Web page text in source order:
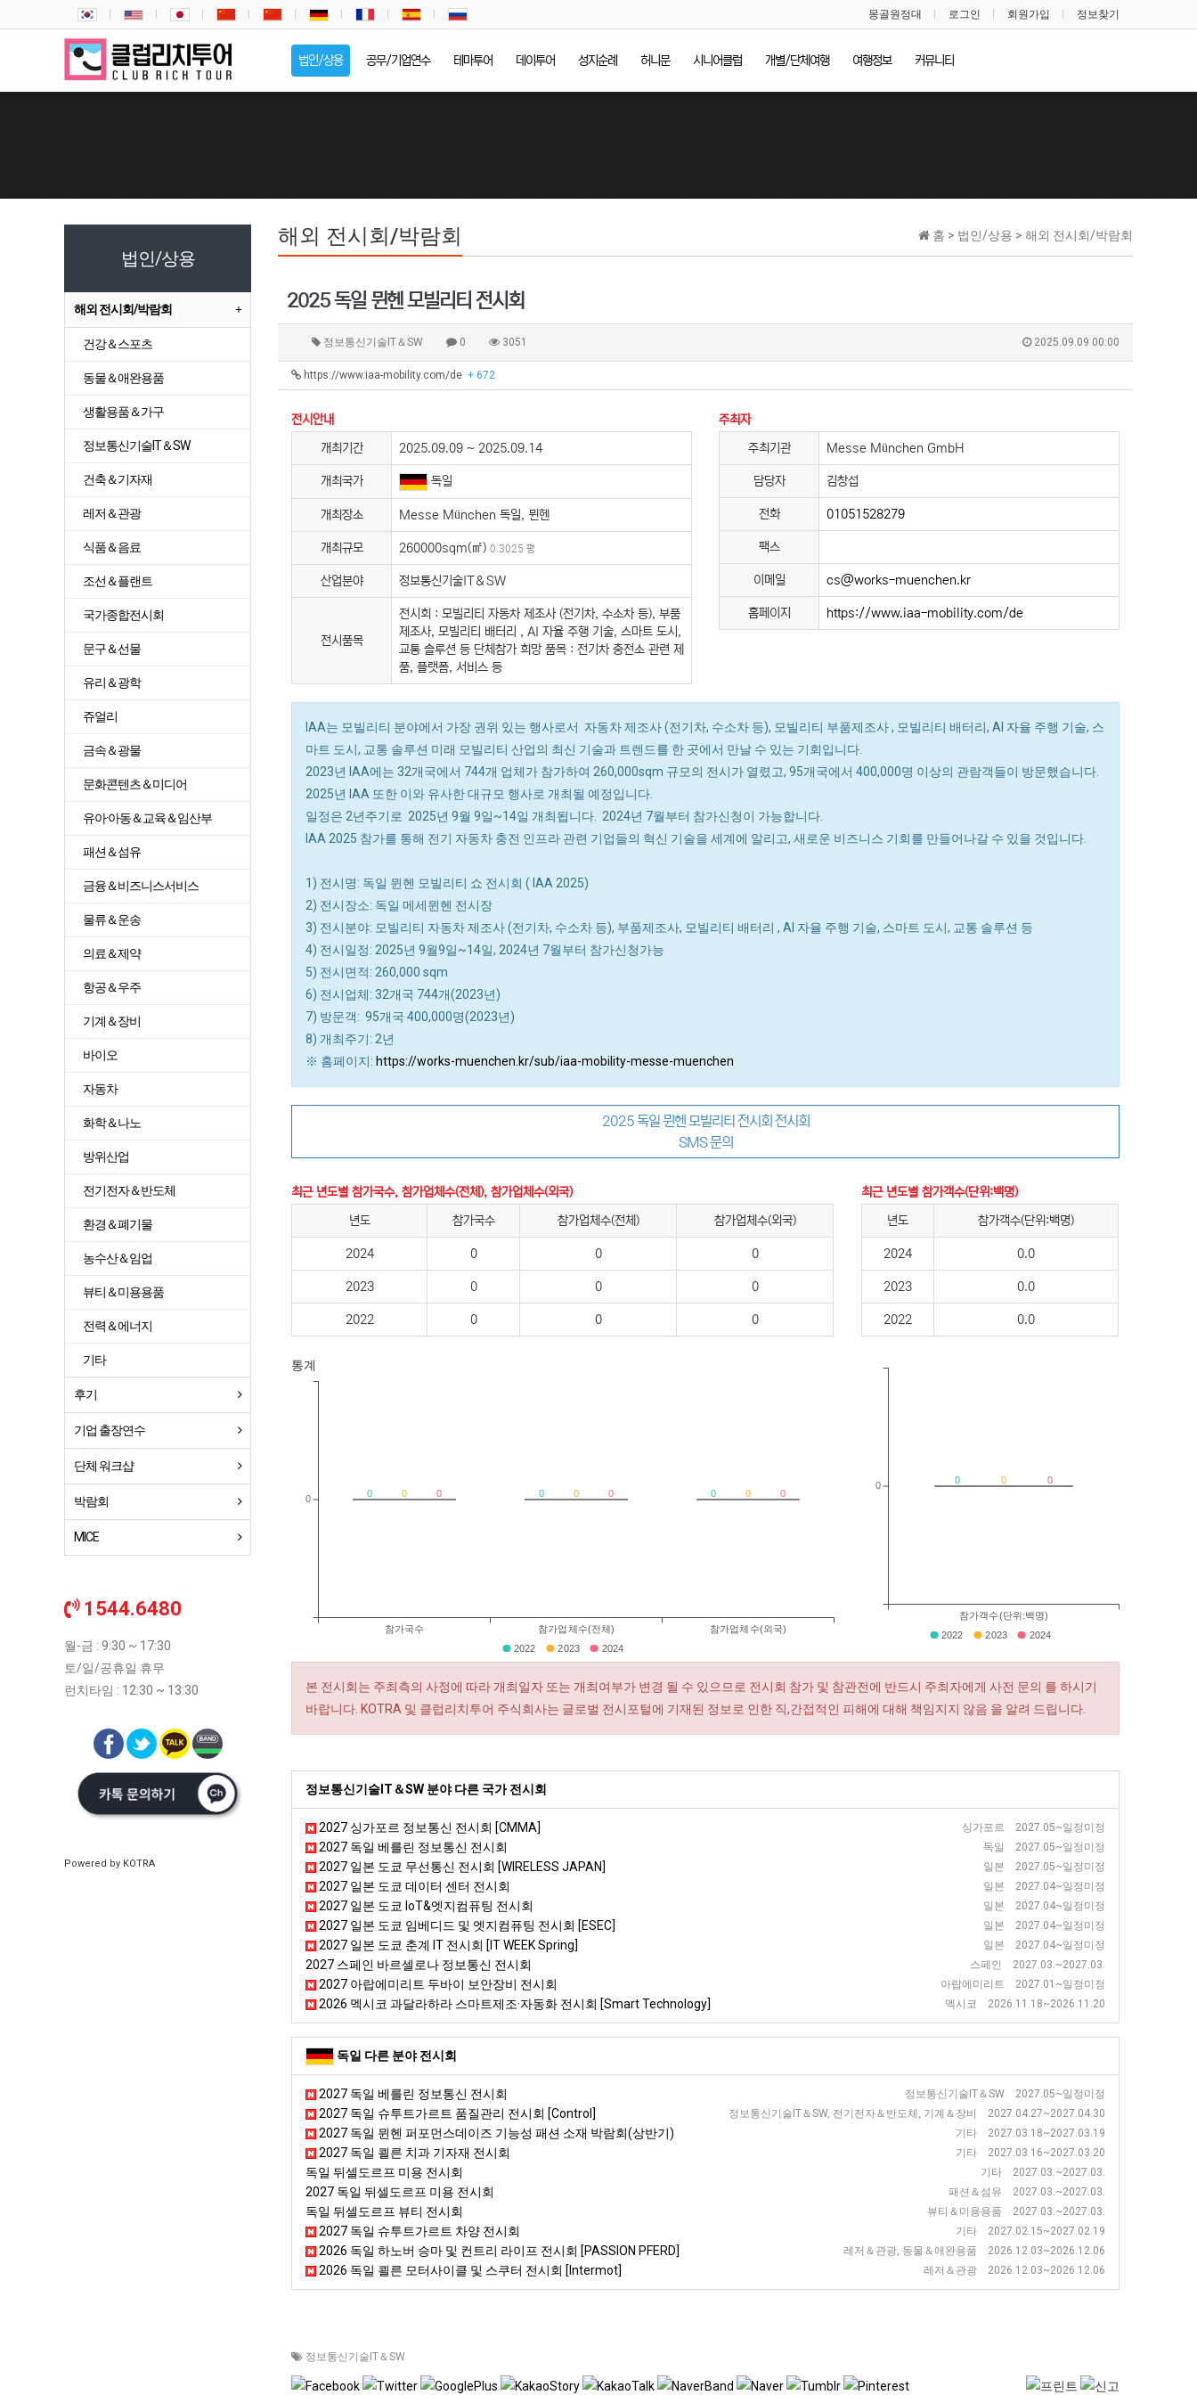
몽골원정대 로그인 회원가입 정보찾기
법인/상용 공무/기업연수 테마투어 데이투어 성지순례 허니문 시니어클럽 개별/단체여행 여행정보 커뮤니티
홈 > 법인/상용 > 해외 전시회/박람회
해외 전시회/박람회
2025 독일 뮌헨 모빌리티 전시회
정보통신기술IT＆SW 0 3051 2025.09.09 00:00
https://www.iaa-mobility.com/de + 672
전시안내
개최기간
2025.09.09 ~ 2025.09.14
개최국가 독일
개최장소 Messe München 독일, 뮌헨
개최규모 260000sqm(㎡) 0.3025 평
산업분야 정보통신기술IT＆SW
전시품목
전시회 : 모빌리티 자동차 제조사 (전기차, 수소차 등), 부품
제조사, 모빌리티 배터리 , AI 자율 주행 기술, 스마트 도시,
교통 솔루션 등 단체참가 희망 품목 : 전기차 충전소 관련 제
품, 플랫폼, 서비스 등
주최자
주최기관
Messe München GmbH
담당자 김창섭
전화 01051528279
팩스
이메일 cs@works-muenchen.kr
홈페이지 https://www.iaa-mobility.com/de
IAA는 모빌리티 분야에서 가장 권위 있는 행사로서 자동차 제조사 (전기차, 수소차 등), 모빌리티 부품제조사 , 모빌리티 배터리, AI 자율 주행 기술, 스
마트 도시, 교통 솔루션 미래 모빌리티 산업의 최신 기술과 트렌드를 한 곳에서 만날 수 있는 기회입니다.
2023년 IAA에는 32개국에서 744개 업체가 참가하여 260,000sqm 규모의 전시가 열렸고, 95개국에서 400,000명 이상의 관람객들이 방문했습니다.
2025년 IAA 또한 이와 유사한 대규모 행사로 개최될 예정입니다.
일정은 2년주기로 2025년 9월 9일~14일 개최됩니다. 2024년 7월부터 참가신청이 가능합니다.
IAA 2025 참가를 통해 전기 자동차 충전 인프라 관련 기업들의 혁신 기술을 세계에 알리고, 새로운 비즈니스 기회를 만들어나갈 수 있을 것입니다.
1) 전시명: 독일 뮌헨 모빌리티 쇼 전시회 ( IAA 2025)
2) 전시장소: 독일 메세뮌헨 전시장
3) 전시분야: 모빌리티 자동차 제조사 (전기차, 수소차 등), 부품제조사, 모빌리티 배터리 , AI 자율 주행 기술, 스마트 도시, 교통 솔루션 등
4) 전시일정: 2025년 9월9일~14일, 2024년 7월부터 참가신청가능
5) 전시면적: 260,000 sqm
6) 전시업체: 32개국 744개(2023년)
7) 방문객: 95개국 400,000명(2023년)
8) 개최주기: 2년
※ 홈페이지: https://works-muenchen.kr/sub/iaa-mobility-messe-muenchen
2025 독일 뮌헨 모빌리티 전시회 전시회
SMS 문의
최근 년도별 참가국수, 참가업체수(전체), 참가업체수(외국)
년도
참가국수 참가업체수(전체) 참가업체수(외국)
2024 0 0 0
2023 0 0 0
2022 0 0 0
최근 년도별 참가객수(단위:백명)
년도
참가객수(단위:백명)
2024 0.0
2023 0.0
2022 0.0
통계
0 0 0
0 0 0
0 0 0
참가국수 참가업체수(전체) 참가업체수(외국)
0
2022 2023 2024
0 0 0
참가객수(단위:백명)
0
2022 2023 2024
본 전시회는 주최측의 사정에 따라 개최일자 또는 개최여부가 변경 될 수 있으므로 전시회 참가 및 참관전에 반드시 주최자에게 사전 문의 를 하시기
바랍니다. KOTRA 및 클럽리치투어 주식회사는 글로벌 전시포털에 기재된 정보로 인한 직,간접적인 피해에 대해 책임지지 않음 을 알려 드립니다.
정보통신기술IT＆SW 분야 다른 국가 전시회
싱가포르 2027.05~일정미정
2027 싱가포르 정보통신 전시회 [CMMA]
독일 2027.05~일정미정
2027 독일 베를린 정보통신 전시회
일본 2027.05~일정미정
2027 일본 도쿄 무선통신 전시회 [WIRELESS JAPAN]
일본 2027.04~일정미정
2027 일본 도쿄 데이터 센터 전시회
일본 2027.04~일정미정
2027 일본 도쿄 IoT&엣지컴퓨팅 전시회
일본 2027.04~일정미정
2027 일본 도쿄 임베디드 및 엣지컴퓨팅 전시회 [ESEC]
일본 2027.04~일정미정
2027 일본 도쿄 춘계 IT 전시회 [IT WEEK Spring]
스페인 2027.03.~2027.03.
2027 스페인 바르셀로나 정보통신 전시회
아랍에미리트 2027.01~일정미정
2027 아랍에미리트 두바이 보안장비 전시회
멕시코 2026.11.18~2026.11.20
2026 멕시코 과달라하라 스마트제조·자동화 전시회 [Smart Technology]
독일 다른 분야 전시회
정보통신기술IT＆SW 2027.05~일정미정
2027 독일 베를린 정보통신 전시회
정보통신기술IT＆SW, 전기전자＆반도체, 기계＆장비 2027.04.27~2027.04.30
2027 독일 슈투트가르트 품질관리 전시회 [Control]
기타 2027.03.18~2027.03.19
2027 독일 뮌헨 퍼포먼스데이즈 기능성 패션 소재 박람회(상반기)
기타 2027.03.16~2027.03.20
2027 독일 쾰른 치과 기자재 전시회
기타 2027.03.~2027.03.
독일 뒤셀도르프 미용 전시회
패션＆섬유 2027.03.~2027.03.
2027 독일 뒤셀도르프 미용 전시회
뷰티＆미용용품 2027.03.~2027.03.
독일 뒤셀도르프 뷰티 전시회
기타 2027.02.15~2027.02.19
2027 독일 슈투트가르트 차양 전시회
레저＆관광, 동물＆애완용품 2026.12.03~2026.12.06
2026 독일 하노버 승마 및 컨트리 라이프 전시회 [PASSION PFERD]
레저＆관광 2026.12.03~2026.12.06
2026 독일 쾰른 모터사이클 및 스쿠터 전시회 [Intermot]
정보통신기술IT＆SW
법인/상용
해외 전시회/박람회
건강＆스포츠
동물＆애완용품
생활용품＆가구
정보통신기술IT＆SW
건축＆기자재
레저＆관광
식품＆음료
조선＆플랜트
국가종합전시회
문구＆선물
유리＆광학
쥬얼리
금속＆광물
문화콘텐츠＆미디어
유아·아동＆교육＆임산부
패션＆섬유
금융＆비즈니스서비스
물류＆운송
의료＆제약
항공＆우주
기계＆장비
바이오
자동차
화학＆나노
방위산업
전기전자＆반도체
환경＆폐기물
농수산＆임업
뷰티＆미용용품
전력＆에너지
기타
후기
기업 출장연수
단체 워크샵
박람회
MICE
1544.6480
월-금 : 9:30 ~ 17:30
토/일/공휴일 휴무
런치타임 : 12:30 ~ 13:30
Powered by KOTRA